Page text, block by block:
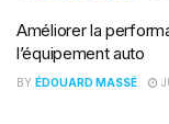
Améliorer la
l’équipement auto
BY ÉDOUARD MASSÉ